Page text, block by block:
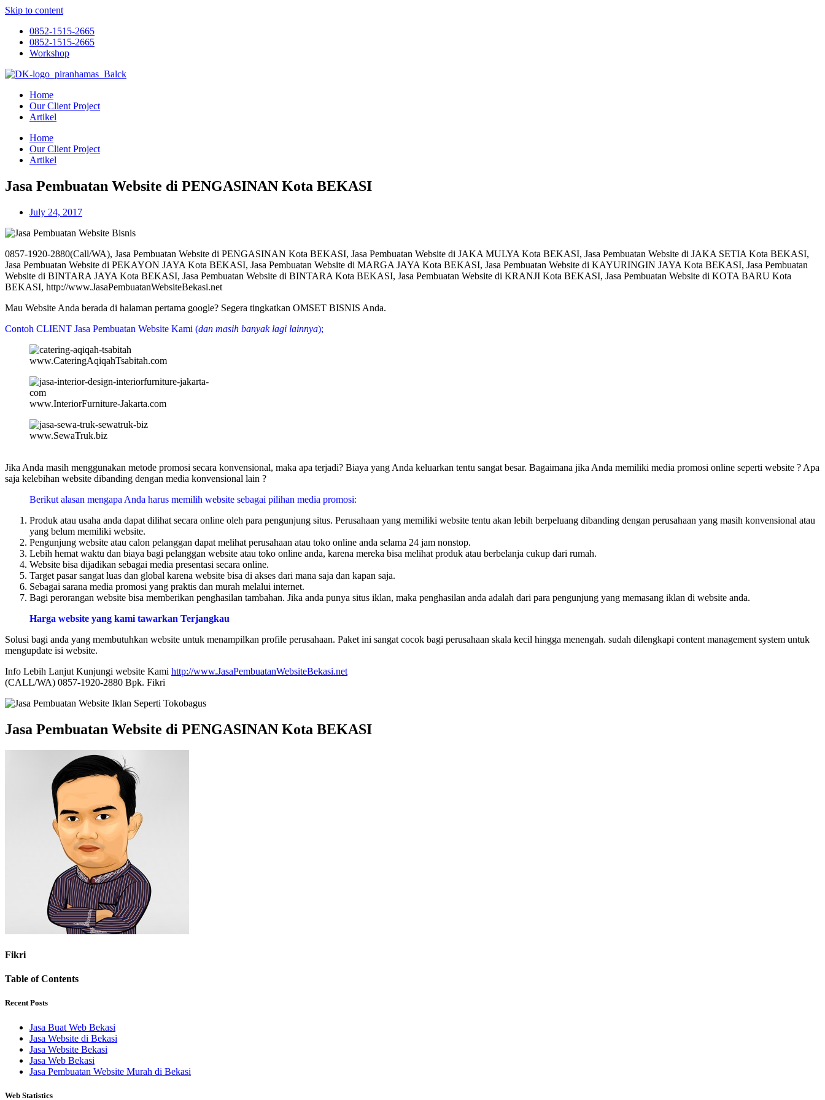
Skip to content
0852-1515-2665
0852-1515-2665
Workshop
Home
Our Client Project
Artikel
Home
Our Client Project
Artikel
Jasa Pembuatan Website di PENGASINAN Kota BEKASI
July 24, 2017
0857-1920-2880(Call/WA), Jasa Pembuatan Website di PENGASINAN Kota BEKASI, Jasa Pembuatan Website di JAKA MULYA Kota BEKASI, Jasa Pembuatan Website di JAKA SETIA Kota BEKASI,
Jasa Pembuatan Website di PEKAYON JAYA Kota BEKASI, Jasa Pembuatan Website di MARGA JAYA Kota BEKASI, Jasa Pembuatan Website di KAYURINGIN JAYA Kota BEKASI, Jasa Pembuatan
Website di BINTARA JAYA Kota BEKASI, Jasa Pembuatan Website di BINTARA Kota BEKASI, Jasa Pembuatan Website di KRANJI Kota BEKASI, Jasa Pembuatan Website di KOTA BARU Kota
BEKASI, http://www.JasaPembuatanWebsiteBekasi.net
Mau Website Anda berada di halaman pertama google? Segera tingkatkan OMSET BISNIS Anda.
Contoh CLIENT Jasa Pembuatan Website Kami (dan masih banyak lagi lainnya);
www.CateringAqiqahTsabitah.com
www.InteriorFurniture-Jakarta.com
www.SewaTruk.biz
Jika Anda masih menggunakan metode promosi secara konvensional, maka apa terjadi? Biaya yang Anda keluarkan tentu sangat besar. Bagaimana jika Anda memiliki media promosi online seperti website ? Apa
saja kelebihan website dibanding dengan media konvensional lain ?
Berikut alasan mengapa Anda harus memilih website sebagai pilihan media promosi:
Produk atau usaha anda dapat dilihat secara online oleh para pengunjung situs. Perusahaan yang memiliki website tentu akan lebih berpeluang dibanding dengan perusahaan yang masih konvensional atau
yang belum memiliki website.
Pengunjung website atau calon pelanggan dapat melihat perusahaan atau toko online anda selama 24 jam nonstop.
Lebih hemat waktu dan biaya bagi pelanggan website atau toko online anda, karena mereka bisa melihat produk atau berbelanja cukup dari rumah.
Website bisa dijadikan sebagai media presentasi secara online.
Target pasar sangat luas dan global karena website bisa di akses dari mana saja dan kapan saja.
Sebagai sarana media promosi yang praktis dan murah melalui internet.
Bagi perorangan website bisa memberikan penghasilan tambahan. Jika anda punya situs iklan, maka penghasilan anda adalah dari para pengunjung yang memasang iklan di website anda.
Harga website yang kami tawarkan Terjangkau
Solusi bagi anda yang membutuhkan website untuk menampilkan profile perusahaan. Paket ini sangat cocok bagi perusahaan skala kecil hingga menengah. sudah dilengkapi content management system untuk
mengupdate isi website.
Info Lebih Lanjut Kunjungi website Kami http://www.JasaPembuatanWebsiteBekasi.net
(CALL/WA) 0857-1920-2880 Bpk. Fikri
Jasa Pembuatan Website di PENGASINAN Kota BEKASI
Fikri
Table of Contents
Recent Posts
Jasa Buat Web Bekasi
Jasa Website di Bekasi
Jasa Website Bekasi
Jasa Web Bekasi
Jasa Pembuatan Website Murah di Bekasi
Web Statistics